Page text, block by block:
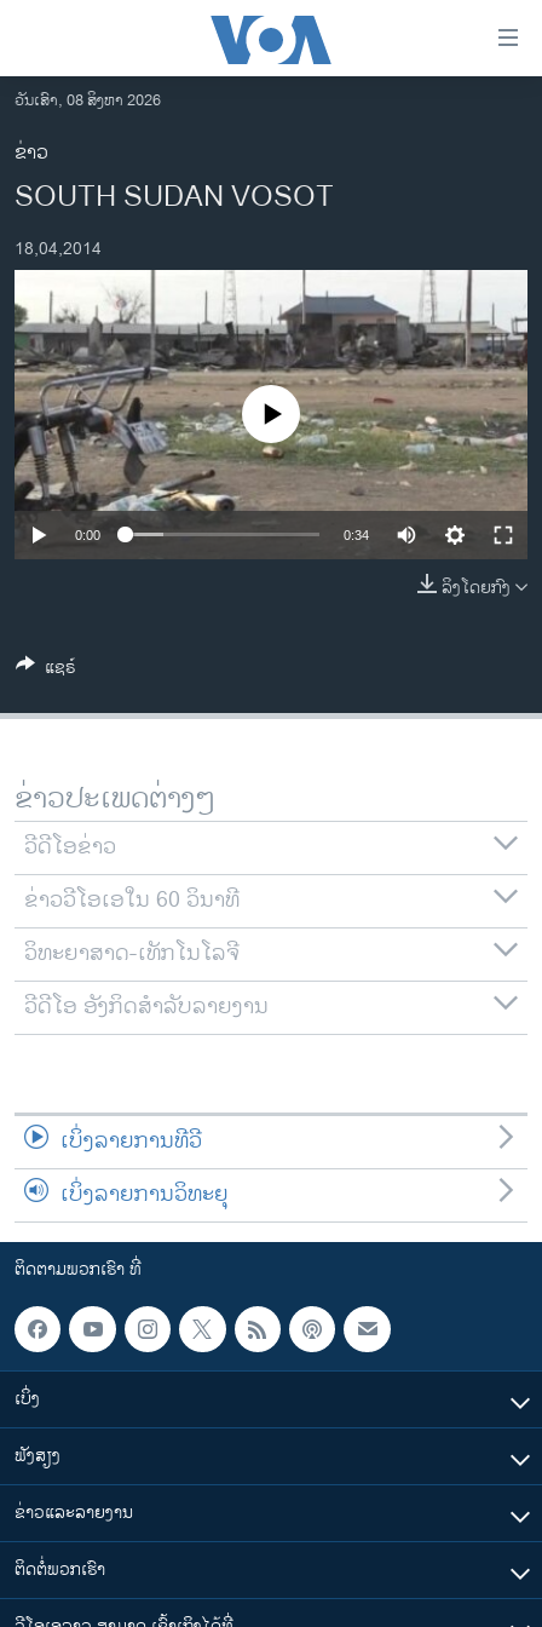
ເຂົ້າ
ຫາ
ຂ້າມ
ຂ້າມ
ໄປ
ຊອກ
ຄົ້ນ
ອາເມຣິກາ
ການເລືອກຕັ້ງ ປະທານາທີບໍດີ ສະຫະລັດ 2024
ຂ່າວ​ຈີນ
ໂລກ
ເອເຊຍ
ອິດສະຫຼະພາບດ້ານການຂ່າວ
ຊີວິດຊາວລາວ
ຊຸມຊົນຊາວລາວ
ວິທະຍາສາດ-ເທັກໂນໂລຈີ
ພາສາອັງກິດ
ລາຍການກະຈາຍສຽງ
ລາຍງານ
ຕິດຕາມພວກເຮົາ ທີ່
ພາສາຕ່າງໆ
ວັນເສົາ, 08 ສິງຫາ 2026
ຂ່າວ
SOUTH SUDAN VOSOT
18,04,2014
No media source currently available
0:00 0:34
ລິງໂດຍກົງ
ແຊຣ໌
ຂ່າວປະເພດຕ່າງໆ
ວີດີໂອຂ່າວ
ຂ່າວວີໂອເອໃນ 60 ວິນາທີ
ວິທະຍາສາດ-ເທັກໂນໂລຈີ
ວີດີໂອ ອັງກິດສຳລັບລາຍງານ
ເບິ່ງລາຍການທີວີ
ເບິ່ງລາຍການວິທະຍຸ
ຕິດຕາມພວກເຮົາ ທີ່
ເບິ່ງ
ຟັງສຽງ
ຂ່າວແລະລາຍງານ
ຕິດຕໍ່ພວກເຮົາ